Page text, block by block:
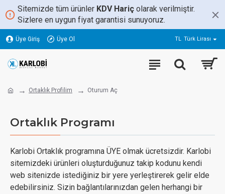
Sitemizde tüm ürünler KDV Hariç olarak verilmiştir.
Sizlere en uygun fiyat garantisi sunuyoruz.
Üye Giriş Üye Ol TL Türk Lirası
Ortaklık Profilim Oturum Aç
Ortaklık Programı
Karlobi Ortaklık programına ÜYE olmak ücretsizdir. Karlobi
sitemizdeki ürünleri oluşturduğunuz takip kodunu kendi
web sitenizde istediğiniz bir yere yerleştirerek gelir elde
edebilirsiniz. Sizin bağlantılarınızdan gelen herhangi bir